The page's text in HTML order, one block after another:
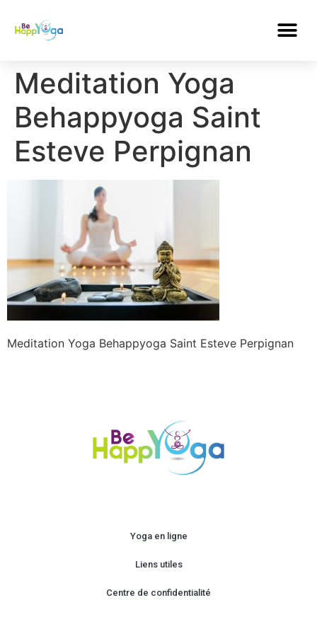
Meditation Yoga
Behappyoga Saint
Esteve Perpignan
Meditation Yoga Behappyoga Saint Esteve Perpignan
Yoga en ligne
Liens utiles
Centre de confidentialité